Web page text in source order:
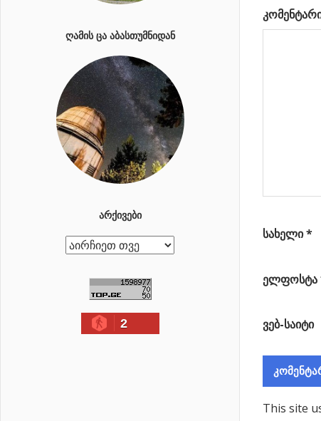
სახელი*
ელფოსტა
ვებ-საიტი
This site
ᲦᲐᲛᲘᲡ ᲪᲐ ᲐᲑᲐᲡᲗᲣᲛᲜᲘᲓᲐᲜ
ᲐᲠᲥᲘᲕᲔᲑᲘ
ა
2